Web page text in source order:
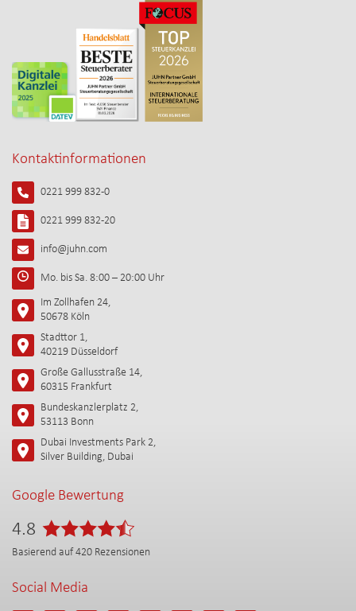
Kontaktinformationen
0221 999 832-0
0221 999 832-20
info@juhn.com
Mo. bis Sa. 8:00 – 20:00 Uhr
Im Zollhafen 24,
50678 Köln
Stadttor 1,
40219 Düsseldorf
Große Gallusstraße 14,
60315 Frankfurt
Bundeskanzlerplatz 2,
53113 Bonn
Dubai Investments Park 2,
Silver Building, Dubai
Google Bewertung
4.8
Basierend auf 420 Rezensionen
Social Media